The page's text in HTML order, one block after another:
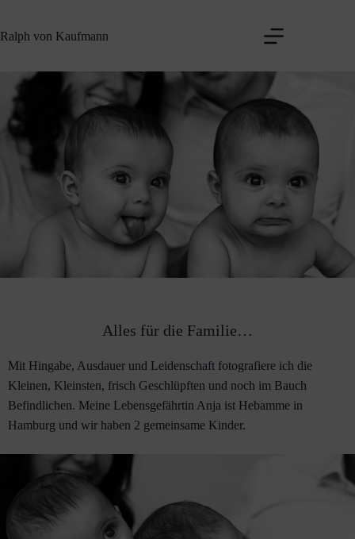
Inhalt
Ralph von Kaufmann
Alles für die Familie…
Mit Hingabe, Ausdauer und Leidenschaft fotografiere ich die
Kleinen, Kleinsten, frisch Geschlüpften und noch im Bauch
Befindlichen. Meine Lebensgefährtin Anja ist Hebamme in
Hamburg und wir haben 2 gemeinsame Kinder.